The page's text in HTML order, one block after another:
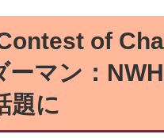
of
ーマン：
題に